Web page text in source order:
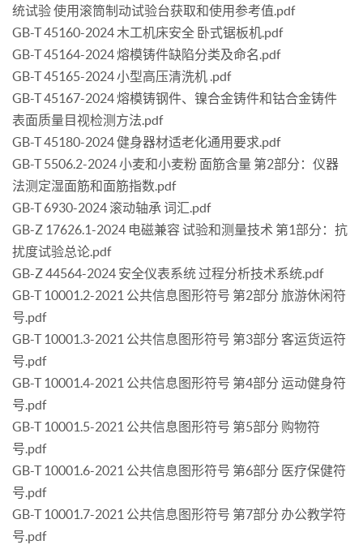
统试验 使用滚筒制动试验台获取和使用参考值.pdf
GB-T 45160-2024 木工机床安全 卧式锯板机.pdf
GB-T 45164-2024 熔模铸件缺陷分类及命名.pdf
GB-T 45165-2024 小型高压清洗机 .pdf
GB-T 45167-2024 熔模铸钢件、镍合金铸件和钴合金铸件
表面质量目视检测方法.pdf
GB-T 45180-2024 健身器材适老化通用要求.pdf
GB-T 5506.2-2024 小麦和小麦粉 面筋含量 第2部分：仪器
法测定湿面筋和面筋指数.pdf
GB-T 6930-2024 滚动轴承 词汇.pdf
GB-Z 17626.1-2024 电磁兼容 试验和测量技术 第1部分：抗
扰度试验总论.pdf
GB-Z 44564-2024 安全仪表系统 过程分析技术系统.pdf
GB-T 10001.2-2021 公共信息图形符号 第2部分 旅游休闲符
号.pdf
GB-T 10001.3-2021 公共信息图形符号 第3部分 客运货运符
号.pdf
GB-T 10001.4-2021 公共信息图形符号 第4部分 运动健身符
号.pdf
GB-T 10001.5-2021 公共信息图形符号 第5部分 购物符
号.pdf
GB-T 10001.6-2021 公共信息图形符号 第6部分 医疗保健符
号.pdf
GB-T 10001.7-2021 公共信息图形符号 第7部分 办公教学符
号.pdf